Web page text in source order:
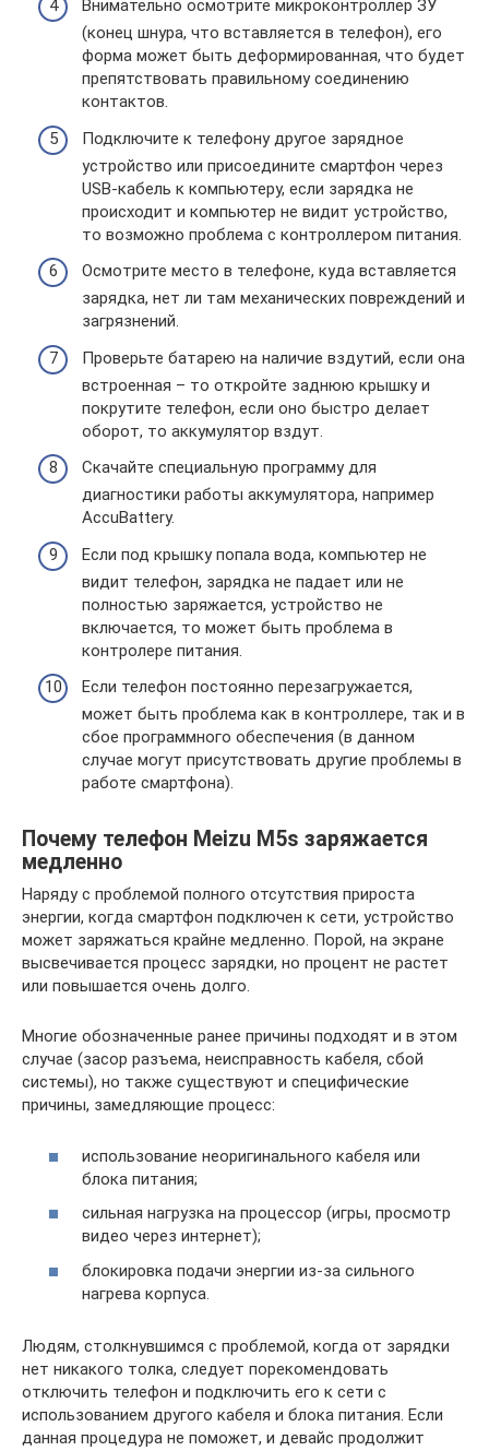
Внимательно осмотрите микроконтроллер ЗУ
(конец шнура, что вставляется в телефон), его
форма может быть деформированная, что будет
препятствовать правильному соединению
контактов.
Подключите к телефону другое зарядное
устройство или присоедините смартфон через
USB‑кабель к компьютеру, если зарядка не
происходит и компьютер не видит устройство,
то возможно проблема с контроллером питания.
Осмотрите место в телефоне, куда вставляется
зарядка, нет ли там механических повреждений и
загрязнений.
Проверьте батарею на наличие вздутий, если она
встроенная – то откройте заднюю крышку и
покрутите телефон, если оно быстро делает
оборот, то аккумулятор вздут.
Скачайте специальную программу для
диагностики работы аккумулятора, например
AccuBattery.
Если под крышку попала вода, компьютер не
видит телефон, зарядка не падает или не
полностью заряжается, устройство не
включается, то может быть проблема в
контролере питания.
Если телефон постоянно перезагружается,
может быть проблема как в контроллере, так и в
сбое программного обеспечения (в данном
случае могут присутствовать другие проблемы в
работе смартфона).
Почему телефон Meizu M5s заряжается
медленно
Наряду с проблемой полного отсутствия прироста
энергии, когда смартфон подключен к сети, устройство
может заряжаться крайне медленно. Порой, на экране
высвечивается процесс зарядки, но процент не растет
или повышается очень долго.
Многие обозначенные ранее причины подходят и в этом
случае (засор разъема, неисправность кабеля, сбой
системы), но также существуют и специфические
причины, замедляющие процесс:
использование неоригинального кабеля или
блока питания;
сильная нагрузка на процессор (игры, просмотр
видео через интернет);
блокировка подачи энергии из-за сильного
нагрева корпуса.
Людям, столкнувшимся с проблемой, когда от зарядки
нет никакого толка, следует порекомендовать
отключить телефон и подключить его к сети с
использованием другого кабеля и блока питания. Если
данная процедура не поможет, и девайс продолжит